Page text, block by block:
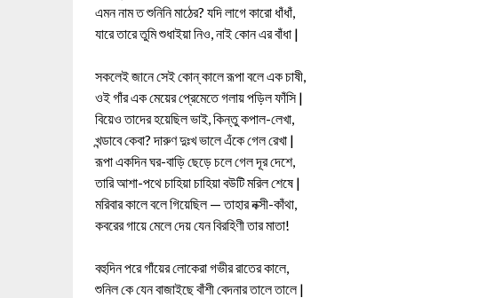
এমন নাম ত শুনিনি মাঠের? যদি লাগে কারো ধাঁধাঁ,
যারে তারে তুমি শুধাইয়া নিও, নাই কোন এর বাঁধা |
সকলেই জানে সেই কোন্ কালে রূপা বলে এক চাষী,
ওই গাঁর এক মেয়ের প্রেমেতে গলায় পড়িল ফাঁসি |
বিয়েও তাদের হয়েছিল ভাই, কিন্তু কপাল-লেখা,
খন্ডাবে কেবা? দারুণ দুঃখ ভালে এঁকে গেল রেখা |
রূপা একদিন ঘর-বাড়ি ছেড়ে চলে গেল দূর দেশে,
তারি আশা-পথে চাহিয়া চাহিয়া বউটি মরিল শেষে |
মরিবার কালে বলে গিয়েছিল — তাহার নক্সী-কাঁথা,
কবরের গায়ে মেলে দেয় যেন বিরহিণী তার মাতা!
বহুদিন পরে গাঁয়ের লোকেরা গভীর রাতের কালে,
শুনিল কে যেন বাজাইছে বাঁশী বেদনার তালে তালে |